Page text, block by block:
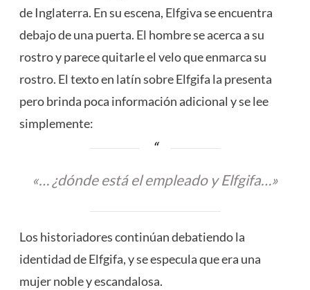
de Inglaterra. En su escena, Elfgiva se encuentra
debajo de una puerta. El hombre se acerca a su
rostro y parece quitarle el velo que enmarca su
rostro. El texto en latín sobre Elfgifa la presenta
pero brinda poca información adicional y se lee
simplemente:
«… ¿dónde está el empleado y Elfgifa…»
Los historiadores continúan debatiendo la
identidad de Elfgifa, y se especula que era una
mujer noble y escandalosa.